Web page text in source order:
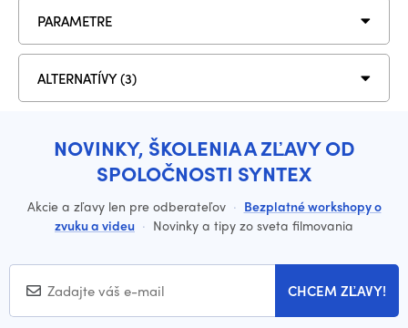
PARAMETRE
ALTERNATÍVY (3)
NOVINKY, ŠKOLENIA A ZĽAVY OD
SPOLOČNOSTI SYNTEX
Akcie a zľavy len pre odberateľov · Bezplatné workshopy o
zvuku a videu · Novinky a tipy zo sveta filmovania
CHCEM ZĽAVY!